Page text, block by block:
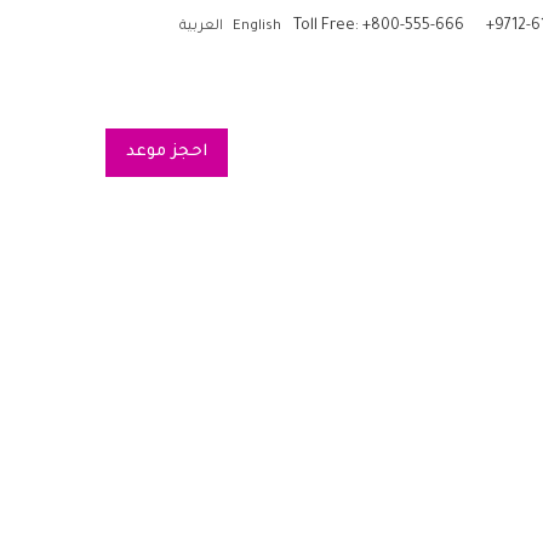
Toll Free: +800-555-666 +9712-
English العربية
احجز موعد